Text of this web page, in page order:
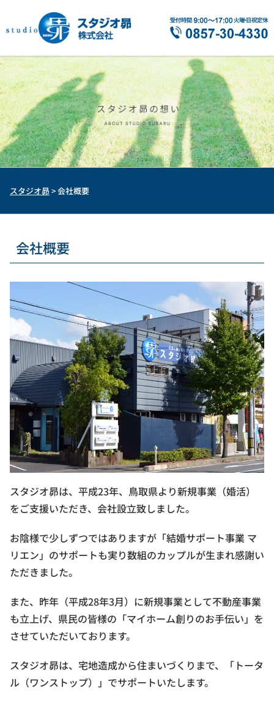
スタジオ昴 >会社概要
会社概要
スタジオ昴は、平成23年、鳥取県より新規事業（婚活）
をご支援いただき、会社設立致しました。
お陰様で少しずつではありますが「結婚サポート事業 マ
リエン」のサポートも実り数組のカップルが生まれ感謝い
ただきました。
また、昨年（平成28年3月）に新規事業として不動産事業
も立上げ、県民の皆様の「マイホーム創りのお手伝い」を
させていただいております。
スタジオ昴は、宅地造成から住まいづくりまで、「トータ
ル（ワンストップ）」でサポートいたします。